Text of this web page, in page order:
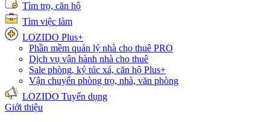
Tìm trọ, căn hộ
Tìm việc làm
LOZIDO Plus+
Phần mềm quản lý nhà cho thuê PRO
Dịch vụ vận hành nhà cho thuê
Sale phòng, ký túc xá, căn hộ Plus+
Vận chuyển phòng trọ, nhà, văn phòng
LOZIDO Tuyển dụng
Giới thiệu